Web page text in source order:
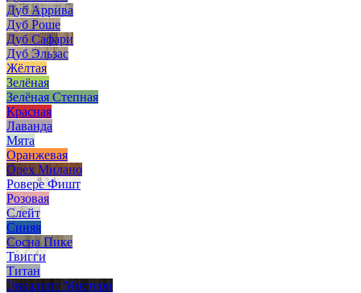
Дуб Аррива
Дуб Роше
Дуб Сафари
Дуб Эльзас
Жёлтая
Зелёная
Зелёная Степная
Красная
Лаванда
Мята
Оранжевая
Орех Милано
Ровере Фишт
Розовая
Слейт
Синяя
Сосна Пике
Твигги
Титан
Эвкалипт Мистери